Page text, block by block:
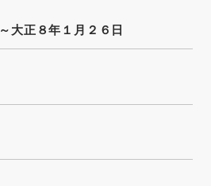
大正８年１月２６日